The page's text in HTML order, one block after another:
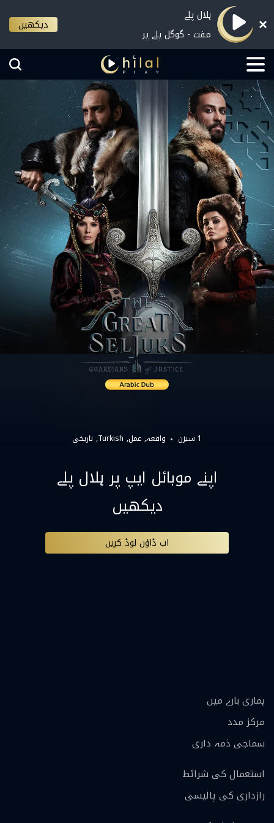
ہلال پلے
مفت - گوگل پلے پر
دیکھیں
1 سیزن واقعہ عمل Turkish تاریخی
اپنے موبائل ایپ پر ہلال پلے
دیکھیں
اب ڈاؤن لوڈ کریں
ہماری بارے ميں
مرکز مدد
سماجی ذمہ داری
استعمال کی شرائط
رازداری کی پالیسی